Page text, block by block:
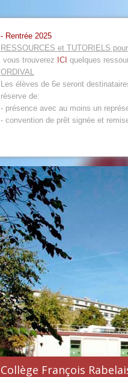
- Rentrée 2025
RESSOURCES et TUTORIELS
vous trouverez ICI quelques
ORDIVAL
Les élèves de 6e seront
réserve de:
- présence avec au moins un
- convention de prêt signée et
Collège François